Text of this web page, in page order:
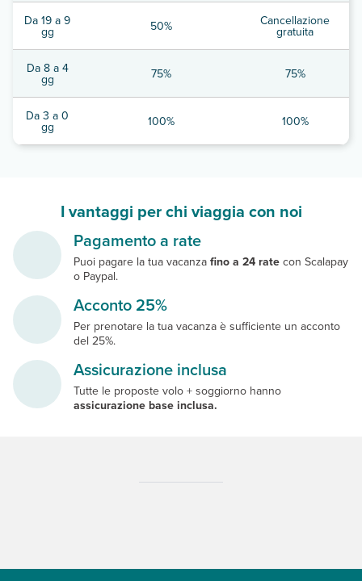
Da 19 a 9
gg 50% Cancellazione
gratuita
Da 8 a 4
gg 75% 75%
Da 3 a 0
gg 100% 100%
I vantaggi per chi viaggia con noi
Pagamento a rate
Puoi pagare la tua vacanza fino a 24 rate con Scalapay
o Paypal.
Acconto 25%
Per prenotare la tua vacanza è sufficiente un acconto
del 25%.
Assicurazione inclusa
Tutte le proposte volo + soggiorno hanno
assicurazione base inclusa.